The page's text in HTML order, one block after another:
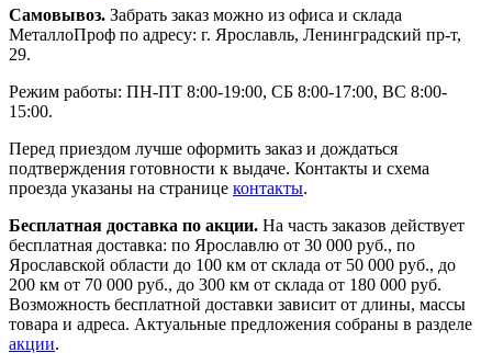
Самовывоз. Забрать заказ можно из офиса и склада
МеталлоПроф по адресу: г. Ярославль, Ленинградский пр-т,
29.
Режим работы: ПН-ПТ 8:00-19:00, СБ 8:00-17:00, ВС 8:00-
15:00.
Перед приездом лучше оформить заказ и дождаться
подтверждения готовности к выдаче. Контакты и схема
проезда указаны на странице контакты.
Бесплатная доставка по акции. На часть заказов действует
бесплатная доставка: по Ярославлю от 30 000 руб., по
Ярославской области до 100 км от склада от 50 000 руб., до
200 км от 70 000 руб., до 300 км от склада от 180 000 руб.
Возможность бесплатной доставки зависит от длины, массы
товара и адреса. Актуальные предложения собраны в разделе
акции.